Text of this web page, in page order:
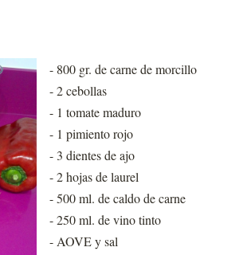
- 800 gr. de carne de morcillo
- 2 cebollas
- 1 tomate maduro
- 1 pimiento rojo
- 3 dientes de ajo
- 2 hojas de laurel
- 500 ml. de caldo de carne
- 250 ml. de vino tinto
- AOVE y sal